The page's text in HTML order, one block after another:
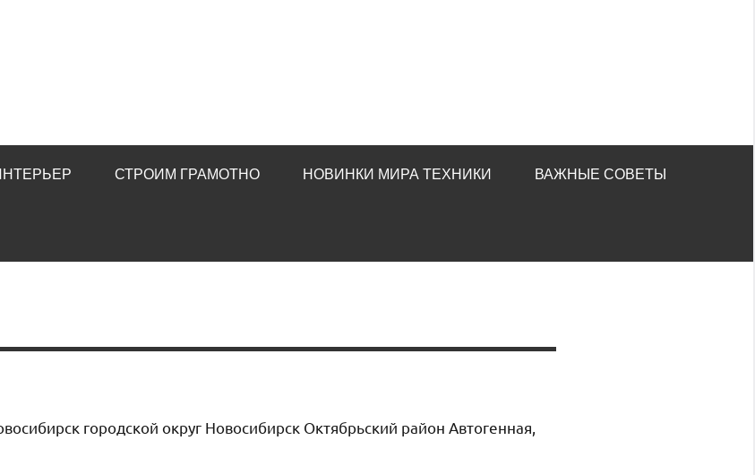
СТРОИМ ГРАМОТНО НОВИНКИ МИРА ТЕХНИКИ ВАЖНЫЕ СОВЕТЫ
городской округ Новосибирск Октябрьский район Автогенная,